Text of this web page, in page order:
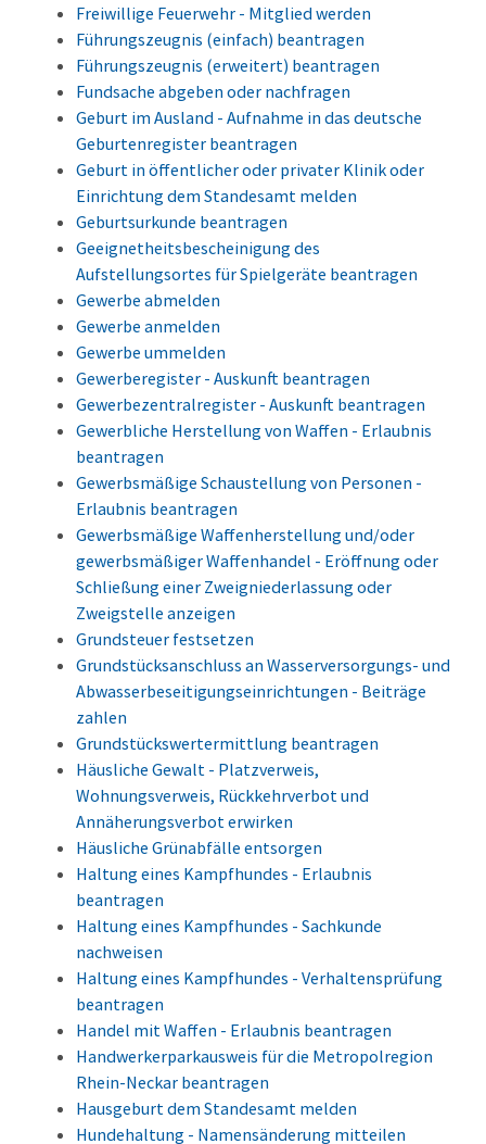
Freiwillige Feuerwehr - Mitglied werden
Führungszeugnis (einfach) beantragen
Führungszeugnis (erweitert) beantragen
Fundsache abgeben oder nachfragen
Geburt im Ausland - Aufnahme in das deutsche
Geburtenregister beantragen
Geburt in öffentlicher oder privater Klinik oder
Einrichtung dem Standesamt melden
Geburtsurkunde beantragen
Geeignetheitsbescheinigung des
Aufstellungsortes für Spielgeräte beantragen
Gewerbe abmelden
Gewerbe anmelden
Gewerbe ummelden
Gewerberegister - Auskunft beantragen
Gewerbezentralregister - Auskunft beantragen
Gewerbliche Herstellung von Waffen - Erlaubnis
beantragen
Gewerbsmäßige Schaustellung von Personen -
Erlaubnis beantragen
Gewerbsmäßige Waffenherstellung und/oder
gewerbsmäßiger Waffenhandel - Eröffnung oder
Schließung einer Zweigniederlassung oder
Zweigstelle anzeigen
Grundsteuer festsetzen
Grundstücksanschluss an Wasserversorgungs- und
Abwasserbeseitigungseinrichtungen - Beiträge
zahlen
Grundstückswertermittlung beantragen
Häusliche Gewalt - Platzverweis,
Wohnungsverweis, Rückkehrverbot und
Annäherungsverbot erwirken
Häusliche Grünabfälle entsorgen
Haltung eines Kampfhundes - Erlaubnis
beantragen
Haltung eines Kampfhundes - Sachkunde
nachweisen
Haltung eines Kampfhundes - Verhaltensprüfung
beantragen
Handel mit Waffen - Erlaubnis beantragen
Handwerkerparkausweis für die Metropolregion
Rhein-Neckar beantragen
Hausgeburt dem Standesamt melden
Hundehaltung - Namensänderung mitteilen